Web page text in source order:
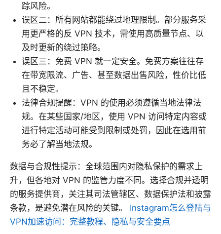
踪风险。
误区二：所有网站都能绕过地理限制。部分服务采
用更严格的反 VPN 技术，需使用高质量节点、以
及时更新的绕过策略。
误区三：免费 VPN 就一定安全。免费方案往往存
在带宽限流、广告、甚至数据出售风险，性价比低
且不稳定。
法律合规提醒：VPN 的使用必须遵循当地法律法
规。在某些国家/地区，使用 VPN 访问特定内容或
进行特定活动可能受到限制或处罚，因此在选用前
务必了解当地法规。
数据与合规性提示：全球范围内对隐私保护的需求上
升，但各地对 VPN 的监管力度不同。选择合规并透明
的服务提供商，关注其司法管辖区、数据保护法和披露
条款，是避免潜在风险的关键。 Instagram怎么登陆与
VPN加速访问：完整教程、隐私与安全要点